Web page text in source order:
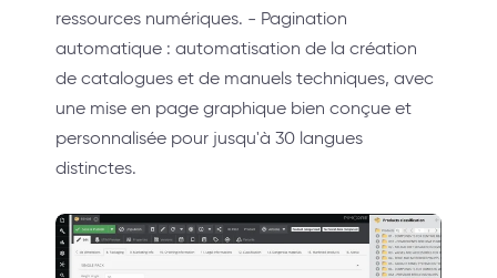
ressources numériques. - Pagination
automatique : automatisation de la création
de catalogues et de manuels techniques, avec
une mise en page graphique bien conçue et
personnalisée pour jusqu'à 30 langues
distinctes.